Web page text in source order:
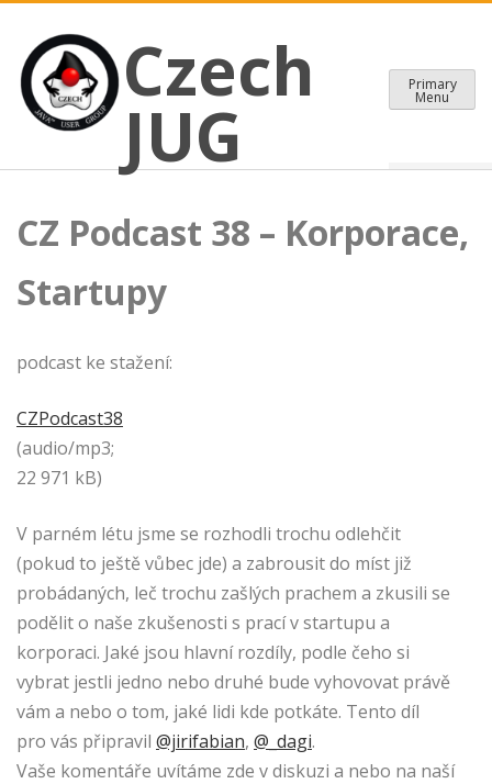
content
Czech JUG
CZECH JAVA USER GROUP
Czech
JUG
Primary
Menu
CZ Podcast 38 – Korporace,
Startupy
podcast ke stažení:
CZPodcast38
(audio/mp3;
22 971 kB)
V parném létu jsme se rozhodli trochu odlehčit
(pokud to ještě vůbec jde) a zabrousit do míst již
probádaných, leč trochu zašlých prachem a zkusili se
podělit o naše zkušenosti s prací v startupu a
korporaci. Jaké jsou hlavní rozdíly, podle čeho si
vybrat jestli jedno nebo druhé bude vyhovovat právě
vám a nebo o tom, jaké lidi kde potkáte. Tento díl
pro vás připravil @jirifabian, @_dagi.
Vaše komentáře uvítáme zde v diskuzi a nebo na naší